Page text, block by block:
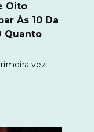
Oito
Às 10 Da
Quanto
vez